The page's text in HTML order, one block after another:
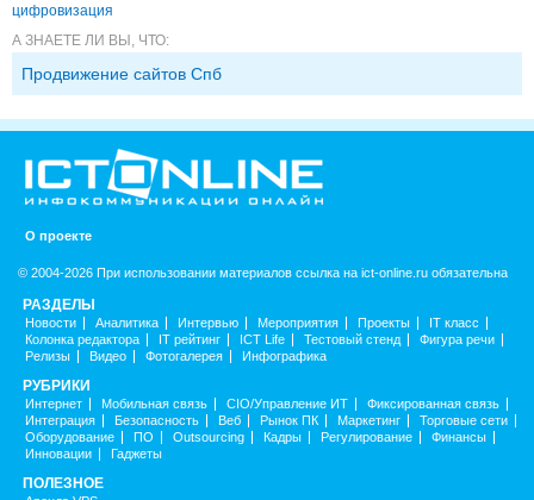
цифровизация
А ЗНАЕТЕ ЛИ ВЫ, ЧТО:
Продвижение сайтов Спб
О проекте
© 2004-2026 При использовании материалов ссылка на ict-online.ru обязательна
РАЗДЕЛЫ
Новости Аналитика Интервью Мероприятия Проекты
IT класс
Колонка редактора
IT рейтинг ICT Life Тестовый стенд
Фигура речи
Релизы
Видео Фотогалерея Инфографика
РУБРИКИ
Интернет Мобильная связь CIO/Управление ИТ
Фиксированная связь
Интеграция
Безопасность Веб Рынок ПК Маркетинг
Торговые сети
Оборудование
ПО Outsourcing Кадры Регулирование
Финансы
Инновации
Гаджеты
ПОЛЕЗНОЕ